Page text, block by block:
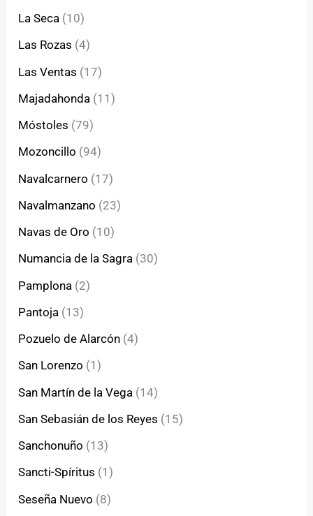
La Seca (10)
Las Rozas (4)
Las Ventas (17)
Majadahonda (11)
Móstoles (79)
Mozoncillo (94)
Navalcarnero (17)
Navalmanzano (23)
Navas de Oro (10)
Numancia de la Sagra (30)
Pamplona (2)
Pantoja (13)
Pozuelo de Alarcón (4)
San Lorenzo (1)
San Martín de la Vega (14)
San Sebasián de los Reyes (15)
Sanchonuño (13)
Sancti-Spíritus (1)
Seseña Nuevo (8)